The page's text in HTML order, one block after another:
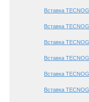
Вставка
Вставка
Вставка
Вставка
Вставка
Вставка